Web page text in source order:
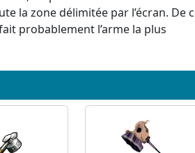
la zone délimitée par l’écran. De
probablement l’arme la plus